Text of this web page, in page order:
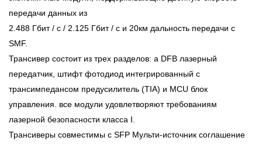
передачи данных из
2.488 Гбит / с / 2.125 Гбит / с и 20км дальность передачи с
SMF.
Трансивер состоит из трех разделов: a DFB лазерный
передатчик, штифт фотодиод интегрированный с
трансимпедансом предусилитель (TIA) и MCU блок
управления. все модули удовлетворяют требованиям
лазерной безопасности класса I.
Трансиверы совместимы с SFP Мульти-источник соглашение